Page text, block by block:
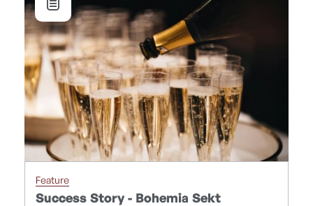
Feature
Success Story - Bohemia Sekt